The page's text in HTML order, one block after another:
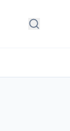
Arama